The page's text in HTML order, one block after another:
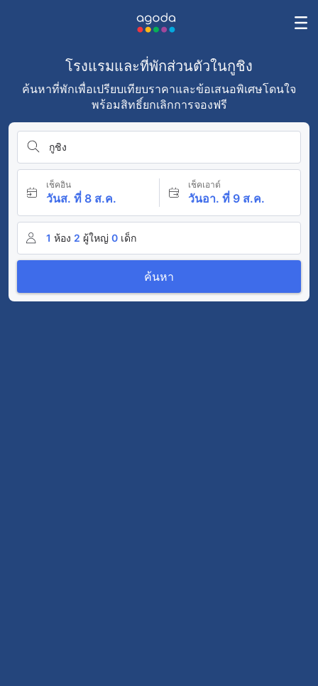
โรงแรมและที่พักส่วนตัวในกูชิง
ค้นหาที่พักเพื่อเปรียบเทียบราคาและข้อเสนอพิเศษโดนใจ
พร้อมสิทธิ์ยกเลิกการจองฟรี
กูชิง
เช็คอิน
วันส. ที่ 8 ส.ค.
เช็คเอาต์
วันอา. ที่ 9 ส.ค.
1 ห้อง 2 ผู้ใหญ่ 0 เด็ก
ค้นหา